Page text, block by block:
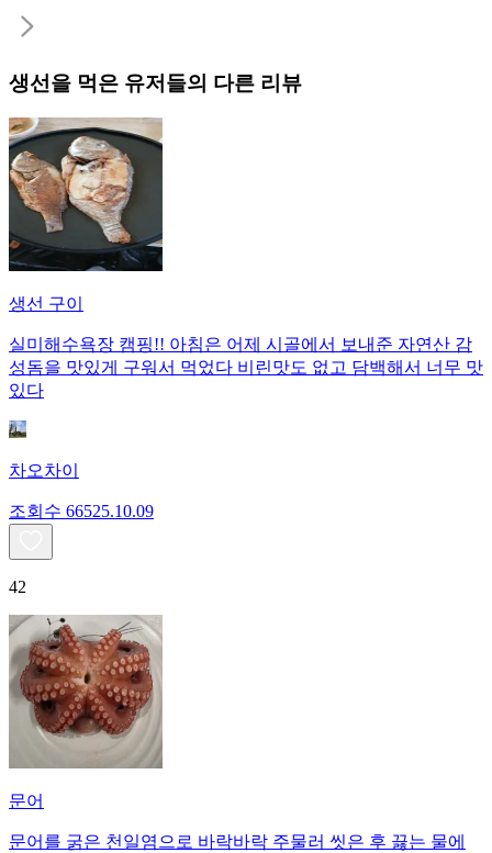
생선을 먹은 유저들의 다른 리뷰
생선 구이
실미해수욕장 캠핑!! 아침은 어제 시골에서 보내준 자연산 감
성돔을 맛있게 구워서 먹었다 비린맛도 없고 담백해서 너무 맛
있다
차오차이
조회수 66525.10.09
42
문어
문어를 굵은 천일염으로 바락바락 주물러 씻은 후 끓는 물에